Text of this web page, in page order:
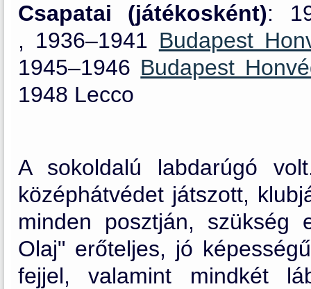
Csapatai (játékosként):
, 1936–1941 Budapest
1945–1946 Budapest
1948 Lecco
A sokoldalú labdarúgó
középhátvédet játszott,
minden posztján, szükség
Olaj" erőteljes, jó
fejjel, valamint mindkét